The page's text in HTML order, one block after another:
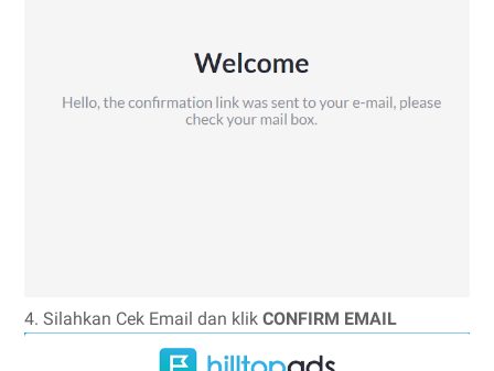
4. Silahkan Cek Email dan klik CONFIRM EMAIL